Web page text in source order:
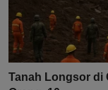
Tanah Longsor di